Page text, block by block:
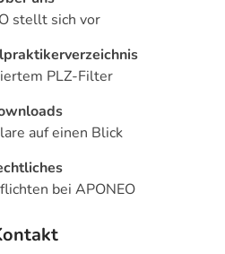
überschritten werden.
mit Flüssigkeit (z.B. 1 Glas
sich nach Art der
der Erkrankung und wird
stellt sich vor
PLZ-Filter
auf einen Blick
bei APONEO